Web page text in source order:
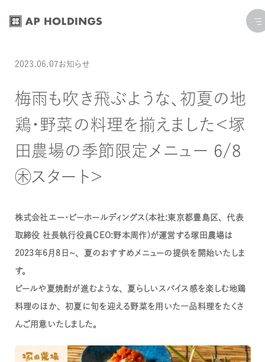
投稿日:
2023.06.07最終更新日: 2023.10.05
カテゴリー:
お知らせ
梅雨も吹き飛ぶような、初夏の地
鶏・野菜の料理を揃えました＜塚
田農場の季節限定メニュー 6/8
㊍スタート＞
株式会社エー・ピーホールディングス（本社：東京都豊島区、代表
取締役 社長執行役員ＣＥＯ：野本周作）が運営する塚田農場は
2023年6月8日～、夏のおすすめメニューの提供を開始いたしま
す。
ビールや夏焼酎が進むような、夏らしいスパイス感を楽しむ地鶏
料理のほか、初夏に旬を迎える野菜を用いた一品料理をたくさ
んご用意いたしました。